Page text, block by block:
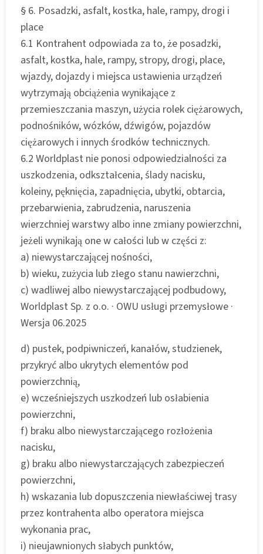
§ 6. Posadzki, asfalt, kostka, hale, rampy, drogi i
place
6.1 Kontrahent odpowiada za to, że posadzki,
asfalt, kostka, hale, rampy, stropy, drogi, place,
wjazdy, dojazdy i miejsca ustawienia urządzeń
wytrzymają obciążenia wynikające z
przemieszczania maszyn, użycia rolek ciężarowych,
podnośników, wózków, dźwigów, pojazdów
ciężarowych i innych środków technicznych.
6.2 Worldplast nie ponosi odpowiedzialności za
uszkodzenia, odkształcenia, ślady nacisku,
koleiny, pęknięcia, zapadnięcia, ubytki, obtarcia,
przebarwienia, zabrudzenia, naruszenia
wierzchniej warstwy albo inne zmiany powierzchni,
jeżeli wynikają one w całości lub w części z:
a) niewystarczającej nośności,
b) wieku, zużycia lub złego stanu nawierzchni,
c) wadliwej albo niewystarczającej podbudowy,
Worldplast Sp. z o.o. · OWU usługi przemysłowe ·
Wersja 06.2025
d) pustek, podpiwniczeń, kanałów, studzienek,
przykryć albo ukrytych elementów pod
powierzchnią,
e) wcześniejszych uszkodzeń lub osłabienia
powierzchni,
f) braku albo niewystarczającego rozłożenia
nacisku,
g) braku albo niewystarczających zabezpieczeń
powierzchni,
h) wskazania lub dopuszczenia niewłaściwej trasy
przez kontrahenta albo operatora miejsca
wykonania prac,
i) nieujawnionych słabych punktów,